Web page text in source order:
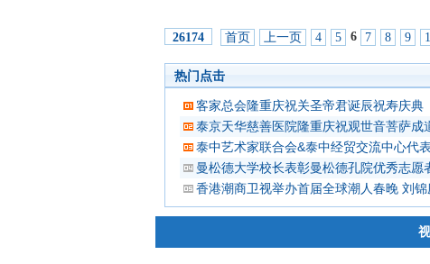
26174 首页 上一页 4 5 6 7 8 9
热门点击
客家总会隆重庆祝关圣帝君诞辰祝寿庆典
泰京天华慈善医院隆重庆祝观世音菩萨成
泰中艺术家联合会&泰中经贸交流中心代
曼松德大学校长表彰曼松德孔院优秀志愿
香港潮商卫视举办首届全球潮人春晚 刘锦